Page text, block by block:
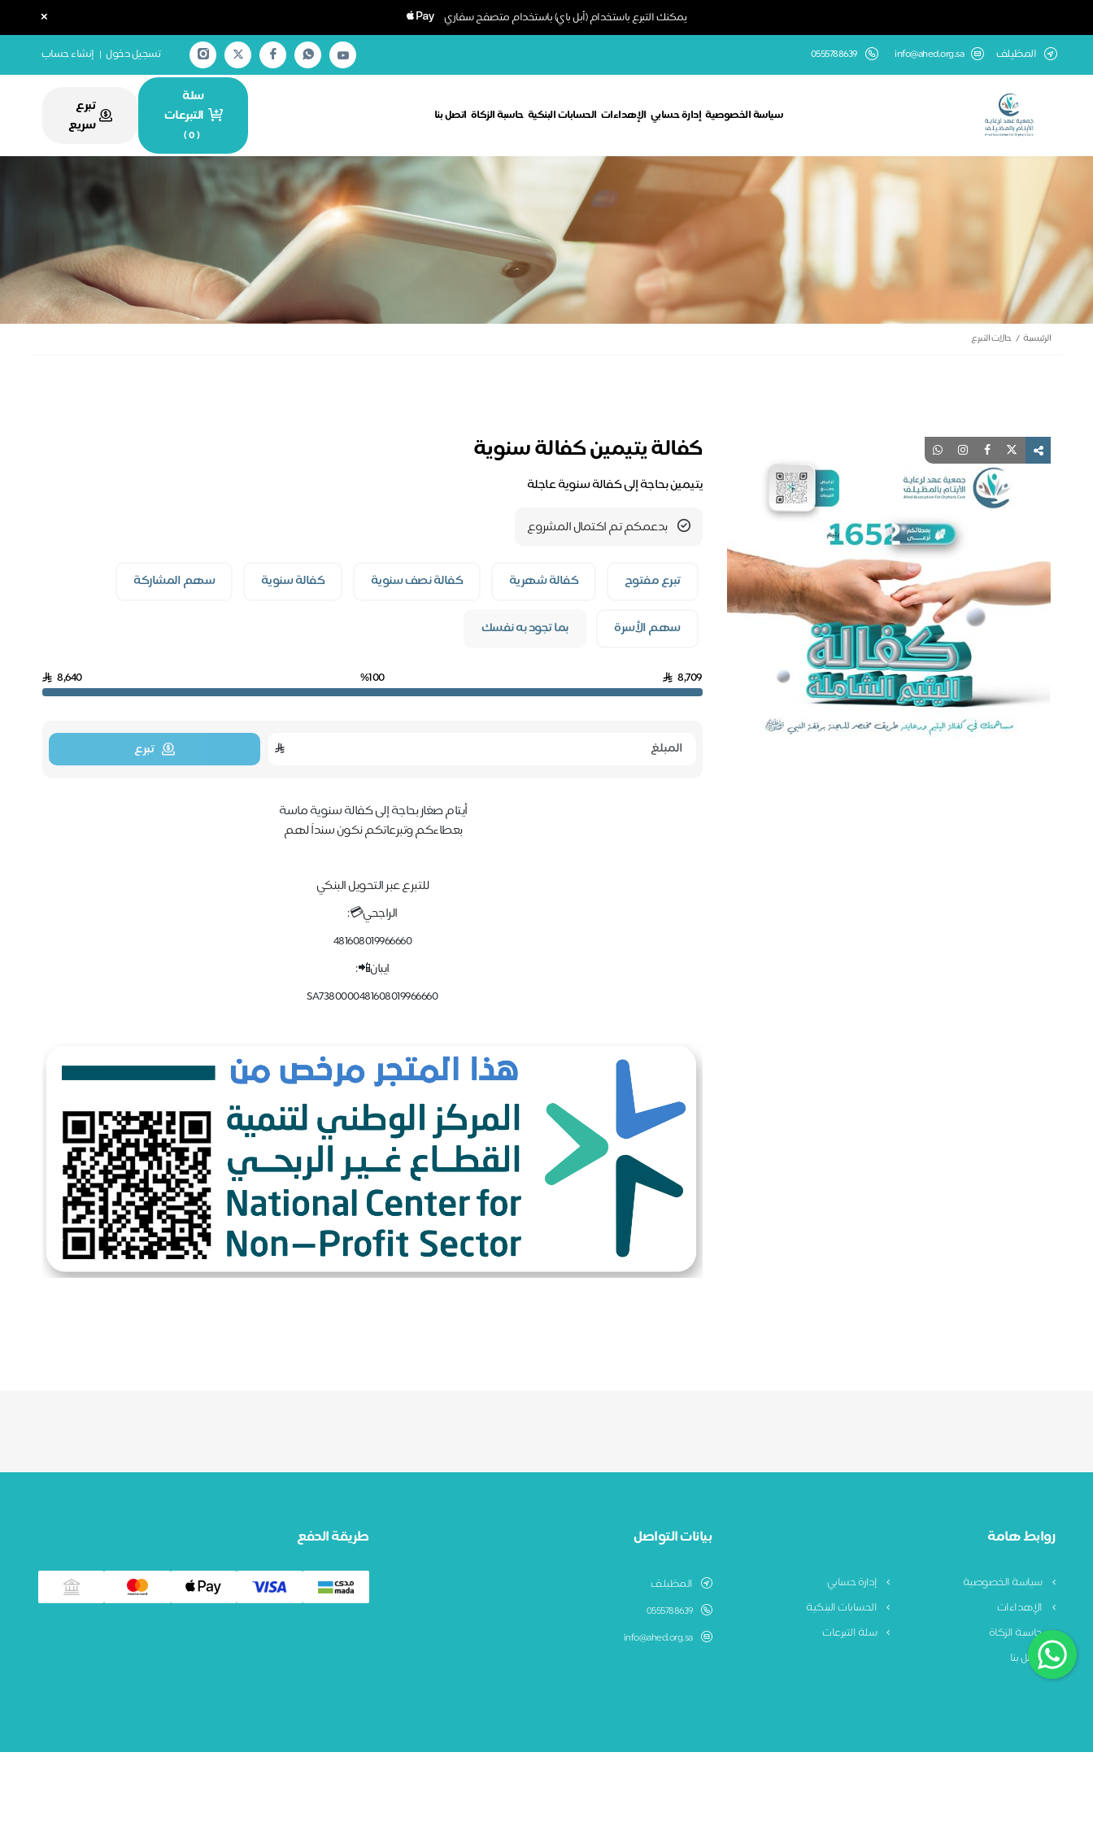
يمكنك التبرع باستخدام (أبل باي) باستخدام متصفح سفاري ×
المظيلف info@ahed.org.sa
0555788639 تسجيل دخول | إنشاء حساب
سياسة الخصوصية إدارة حسابي الإهداءات الحسابات البنكية حاسبة الزكاة اتصل بنا
سلة
التبرعات
(
0
)
تبرع
سريع
الرئيسية حالات التبرع
كفالة يتيمين كفالة سنوية
يتيمين بحاجة إلى كفالة سنوية عاجلة
بدعمكم تم اكتمال المشروع
تبرع مفتوح كفالة شهرية كفالة نصف سنوية كفالة سنوية سهم المشاركة
سهم الأسرة بما تجود به نفسك
8,709
%100
8,640
تبرع
أيتام صغار بحاجة إلى كفالة سنوية ماسة
بعطاءكم وتبرعاتكم نكون سنداً لهم
للتبرع عبر التحويل البنكي
الراجحي💳:
481608019966660
ايبان📲:
SA7380000481608019966660
روابط هامة
سياسة الخصوصية
إدارة حسابي
الإهداءات
الحسابات البنكية
حاسبة الزكاة
سلة التبرعات
اتصل بنا
بيانات التواصل
المظيلف
0555788639
info@ahed.org.sa
طريقة الدفع